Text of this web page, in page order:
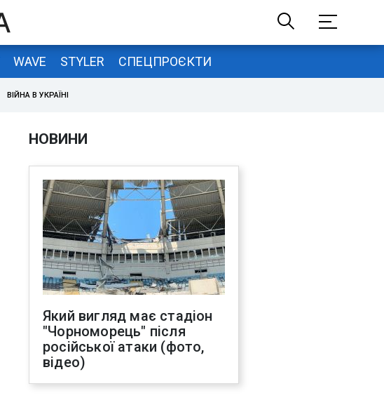
WAVE STYLER СПЕЦПРОЄКТИ
ВІЙНА В УКРАЇНІ
НОВИНИ
Який вигляд має стадіон
"Чорноморець" після
російської атаки (фото,
відео)